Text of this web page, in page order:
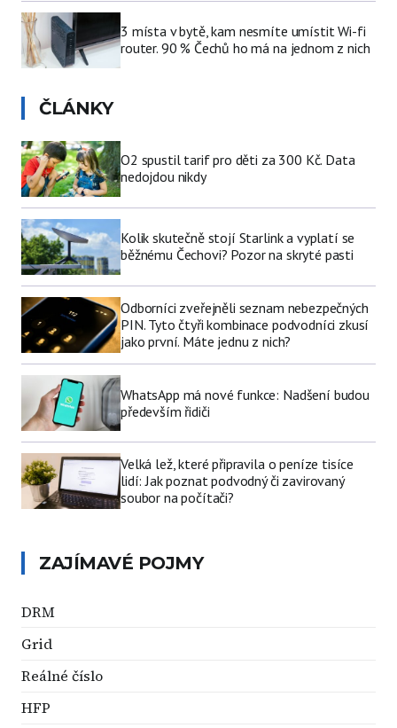
3 místa v bytě, kam nesmíte umístit Wi-fi
router. 90 % Čechů ho má na jednom z nich
ČLÁNKY
O2 spustil tarif pro děti za 300 Kč. Data
nedojdou nikdy
Kolik skutečně stojí Starlink a vyplatí se
běžnému Čechovi? Pozor na skryté pasti
Odborníci zveřejněli seznam nebezpečných
PIN. Tyto čtyři kombinace podvodníci zkusí
jako první. Máte jednu z nich?
WhatsApp má nové funkce: Nadšení budou
především řidiči
Velká lež, které připravila o peníze tisíce
lidí: Jak poznat podvodný či zavirovaný
soubor na počítači?
ZAJÍMAVÉ POJMY
DRM
Grid
Reálné číslo
HFP